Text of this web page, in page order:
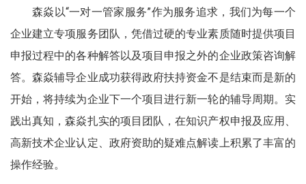
森焱以“一对一管家服务”作为服务追求，我们为每一个
企业建立专项服务团队，凭借过硬的专业素质随时提供项目
申报过程中的各种解答以及项目申报之外的企业政策咨询解
答。森焱辅导企业成功获得政府扶持资金不是结束而是新的
开始，将持续为企业下一个项目进行新一轮的辅导周期。实
践出真知，森焱扎实的项目团队，在知识产权申报及应用、
高新技术企业认定、政府资助的疑难点解读上积累了丰富的
操作经验。